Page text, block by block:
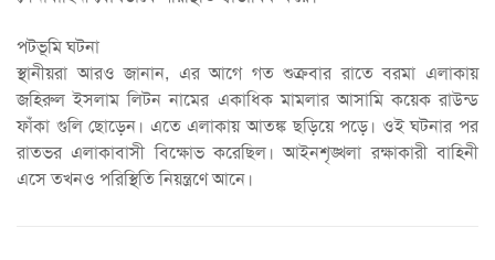
পটভূমি ঘটনা
স্থানীয়রা আরও জানান, এর আগে গত শুক্রবার রাতে বরমা এলাকায়
জহিরুল ইসলাম লিটন নামের একাধিক মামলার আসামি কয়েক রাউন্ড
ফাঁকা গুলি ছোড়েন। এতে এলাকায় আতঙ্ক ছড়িয়ে পড়ে। ওই ঘটনার পর
রাতভর এলাকাবাসী বিক্ষোভ করেছিল। আইনশৃঙ্খলা রক্ষাকারী বাহিনী
এসে তখনও পরিস্থিতি নিয়ন্ত্রণে আনে।